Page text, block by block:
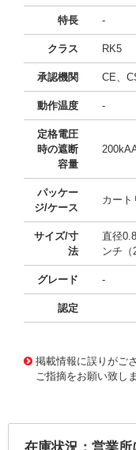
特長 -
クラス RK5
承認機関 CE、
動作温度 -
定格電圧
時の遮断
容量
パッケー
ジ/ケース
カート
サイズ/寸
法
直径
ンチ（
グレード -
認定
掲載情報に誤りがご
ご指摘をお願い致しま